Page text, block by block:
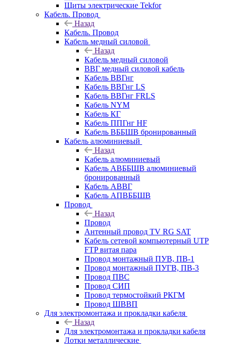
Щиты электрические Tekfor
Кабель. Провод
Назад
Кабель. Провод
Кабель медный силовой
Назад
Кабель медный силовой
ВВГ медный силовой кабель
Кабель ВВГнг
Кабель ВВГнг LS
Кабель ВВГнг FRLS
Кабель NYM
Кабель КГ
Кабель ППГнг HF
Кабель ВББШВ бронированный
Кабель алюминиевый
Назад
Кабель алюминиевый
Кабель АВББШВ алюминиевый
бронированный
Кабель АВВГ
Кабель АПВББШВ
Провод
Назад
Провод
Антенный провод TV RG SAT
Кабель сетевой компьютерный UTP
FTP витая пара
Провод монтажный ПУВ, ПВ-1
Провод монтажный ПУГВ, ПВ-3
Провод ПВС
Провод СИП
Провод термостойкий РКГМ
Провод ШВВП
Для электромонтажа и прокладки кабеля
Назад
Для электромонтажа и прокладки кабеля
Лотки металлические